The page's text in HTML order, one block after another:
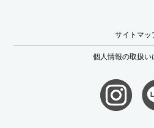
サイトマッ
個人情報の取扱い